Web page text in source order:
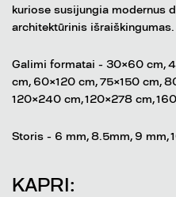
kuriose susijungia modernus
architektūrinis išraiškingumas.
Galimi formatai - 30×60 cm,
cm, 60×120 cm, 75×150 cm,
120×240 cm, 120×278 cm,
Storis - 6 mm, 8.5mm, 9 mm,
KAPRI: